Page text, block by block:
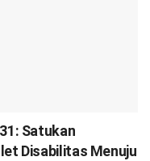
Satukan
Disabilitas Menuju